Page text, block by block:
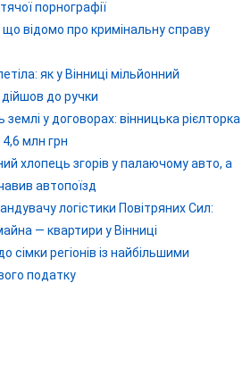
порнографії
що відомо про кримінальну справу
як у Вінниці мільйонний
до ручки
у договорах: вінницька рієлторка
млн грн
хлопець згорів у палаючому авто, а
автопоїзд
логістики Повітряних Сил:
— квартири у Вінниці
сімки регіонів із найбільшими
податку